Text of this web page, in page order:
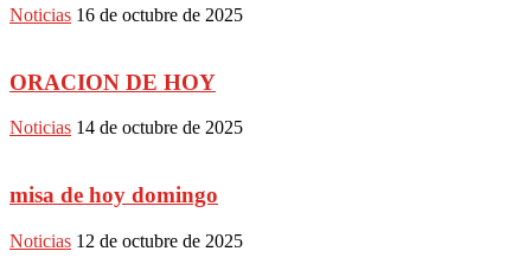
Noticias 16 de octubre de 2025
ORACION DE HOY
Noticias 14 de octubre de 2025
misa de hoy domingo
Noticias 12 de octubre de 2025